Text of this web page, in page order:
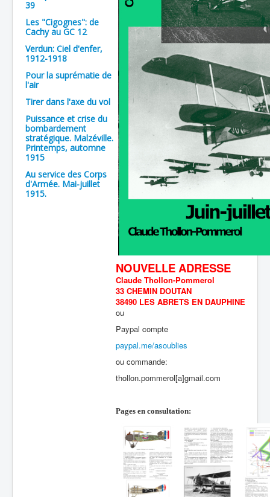
39
Les "Cigognes": de
Cachy au GC 12
Verdun: Ciel d'enfer,
1912-1918
Pour la suprématie de
l'air
Tirer dans l'axe du vol
Puissance et crise du
bombardement
stratégique. Malzéville.
Printemps, automne
1915
Au service des Corps
d'Armée. Mai-juillet
1915.
NOUVELLE ADRESSE
Claude Thollon-Pommerol
33 CHEMIN DOUTAN
38490 LES ABRETS EN DAUPHINE
ou
Paypal compte
paypal.me/asoublies
ou commande:
thollon.pommerol[a]gmail.com
Pages en consultation: